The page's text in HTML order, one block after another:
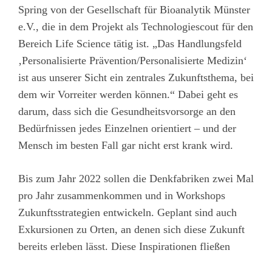
Spring von der Gesellschaft für Bioanalytik Münster
e.V., die in dem Projekt als Technologiescout für den
Bereich Life Science tätig ist. „Das Handlungsfeld
‚Personalisierte Prävention/Personalisierte Medizin‘
ist aus unserer Sicht ein zentrales Zukunftsthema, bei
dem wir Vorreiter werden können.“ Dabei geht es
darum, dass sich die Gesundheitsvorsorge an den
Bedürfnissen jedes Einzelnen orientiert – und der
Mensch im besten Fall gar nicht erst krank wird.
Bis zum Jahr 2022 sollen die Denkfabriken zwei Mal
pro Jahr zusammenkommen und in Workshops
Zukunftsstrategien entwickeln. Geplant sind auch
Exkursionen zu Orten, an denen sich diese Zukunft
bereits erleben lässt. Diese Inspirationen fließen